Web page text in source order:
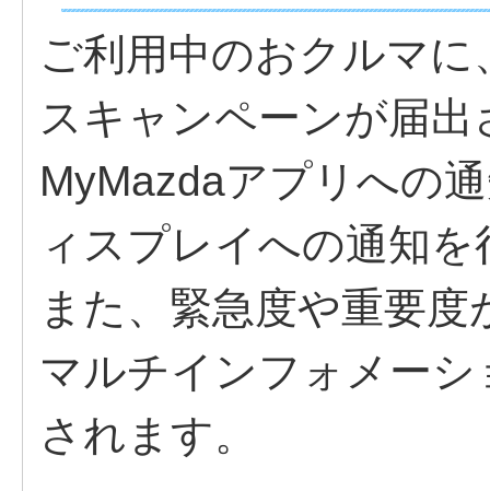
ご利用中のおクルマ
スキャンペーンが届
MyMazdaアプリへの
ィスプレイへの通知
また、緊急度や重要
マルチインフォメー
されます。